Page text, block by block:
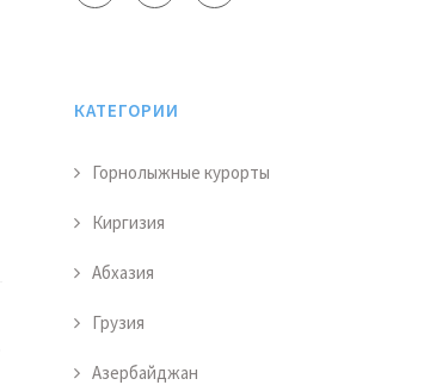
КАТЕГОРИИ
Горнолыжные курорты
Киргизия
Абхазия
Грузия
Азербайджан